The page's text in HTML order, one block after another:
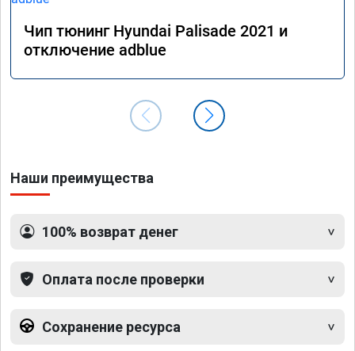
Чип тюнинг Hyundai Palisade 2021 и
отключение adblue
Наши преимущества
100% возврат денег
Оплата после проверки
Сохранение ресурса